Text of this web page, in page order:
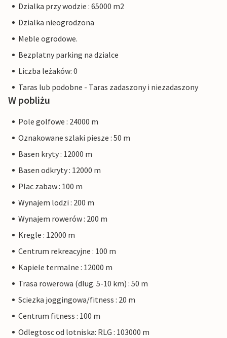
Dzialka przy wodzie : 65000 m2
Dzialka nieogrodzona
Meble ogrodowe.
Bezplatny parking na dzialce
Liczba leżaków: 0
Taras lub podobne - Taras zadaszony i niezadaszony
W pobliżu
Pole golfowe : 24000 m
Oznakowane szlaki piesze : 50 m
Basen kryty : 12000 m
Basen odkryty : 12000 m
Plac zabaw : 100 m
Wynajem lodzi : 200 m
Wynajem rowerów : 200 m
Kregle : 12000 m
Centrum rekreacyjne : 100 m
Kapiele termalne : 12000 m
Trasa rowerowa (dlug. 5-10 km) : 50 m
Sciezka joggingowa/fitness : 20 m
Centrum fitness : 100 m
Odlegtosc od lotniska: RLG : 103000 m